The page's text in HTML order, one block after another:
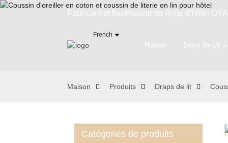
Fabricant et fournisseur de linge d'hôtel
French
Maison Draps De Lit
Maison Produits Draps de lit
Catégories de produits
Loading...
Loading...